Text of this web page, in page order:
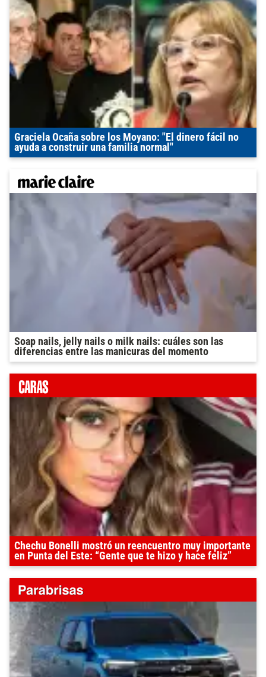
Graciela Ocaña sobre los Moyano: "El dinero fácil no
ayuda a construir una familia normal"
Soap nails, jelly nails o milk nails: cuáles son las
diferencias entre las manicuras del momento
Chechu Bonelli mostró un reencuentro muy importante
en Punta del Este: “Gente que te hizo y hace feliz”